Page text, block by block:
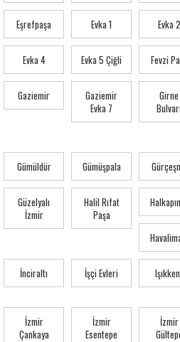
Eşrefpaşa Evka 1 Evka 2
Evka 4 Evka 5 Çiğli Fevzi
Gaziemir
Gaziemir
Evka 7
Girne
Bulvarı
Gümüldür Gümüşpala
Güzelyalı
İzmir
Halil Rıfat
Paşa
İnciraltı İşçi Evleri
İzmir
Çankaya
İzmir
Esentepe
İzmir